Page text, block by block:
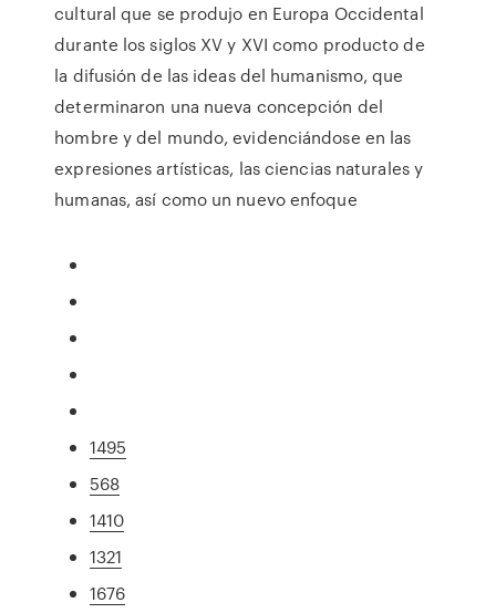
cultural que se produjo en Europa Occidental
durante los siglos XV y XVI como producto de
la difusión de las ideas del humanismo, que
determinaron una nueva concepción del
hombre y del mundo, evidenciándose en las
expresiones artísticas, las ciencias naturales y
humanas, así como un nuevo enfoque
1495
568
1410
1321
1676